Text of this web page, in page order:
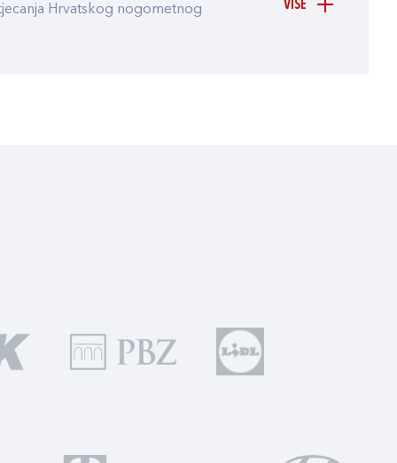
VIŠE
Hrvatskog nogometnog